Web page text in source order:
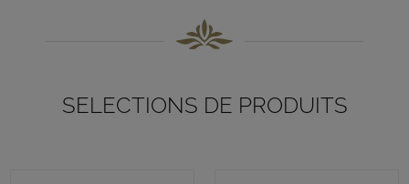
SELECTIONS DE PRODUITS